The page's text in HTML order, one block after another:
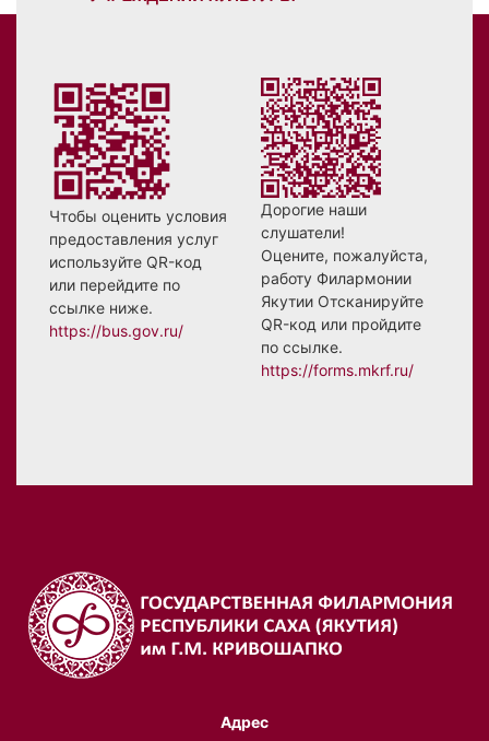
Чтобы оценить условия
предоставления услуг
используйте QR-код
или перейдите по
ссылке ниже.
https://bus.gov.ru/
Дорогие наши
слушатели!
Оцените, пожалуйста,
работу Филармонии
Якутии Отсканируйте
QR-код или пройдите
по ссылке.
https://forms.mkrf.ru/
Адрес